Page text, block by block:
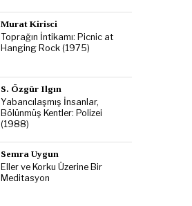
Murat Kirisci
Toprağın İntikamı: Picnic at
Hanging Rock (1975)
S. Özgür Ilgın
Yabancılaşmış İnsanlar,
Bölünmüş Kentler: Polizei
(1988)
Semra Uygun
Eller ve Korku Üzerine Bir
Meditasyon